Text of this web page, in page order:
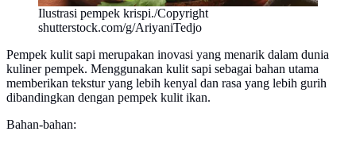
Ilustrasi pempek krispi./Copyright
shutterstock.com/g/AriyaniTedjo
Pempek kulit sapi merupakan inovasi yang menarik dalam dunia
kuliner pempek. Menggunakan kulit sapi sebagai bahan utama
memberikan tekstur yang lebih kenyal dan rasa yang lebih gurih
dibandingkan dengan pempek kulit ikan.
Bahan-bahan: